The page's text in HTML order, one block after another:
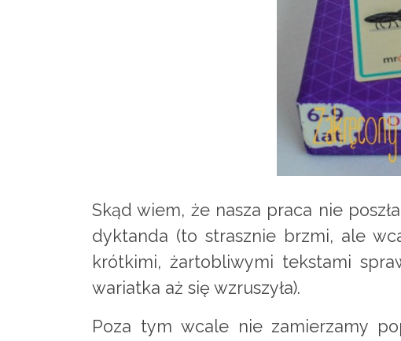
Skąd wiem, że nasza praca nie
dyktanda (to strasznie brzmi, ale
krótkimi, żartobliwymi tekstami
wariatka aż się wzruszyła).
Poza tym wcale nie zamierzamy